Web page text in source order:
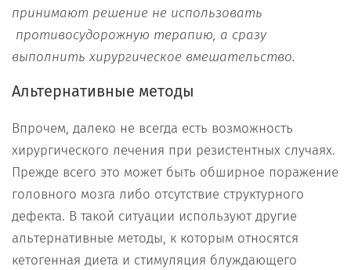
принимают решение не использовать
противосудорожную терапию, а сразу
выполнитьхирургическое вмешательство.
Альтернативные методы
Впрочем, далеко не всегда есть возможность
хирургического лечения при резистентных случаях.
Прежде всего это может быть обширное поражение
головного мозга либо отсутствие структурного
дефекта. В такой ситуации используют другие
альтернативные методы, к которым относятся
кетогенная диета и стимуляция блуждающего